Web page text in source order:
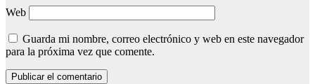
Web
Guarda mi nombre, correo electrónico y web en este navegador
para la próxima vez que comente.